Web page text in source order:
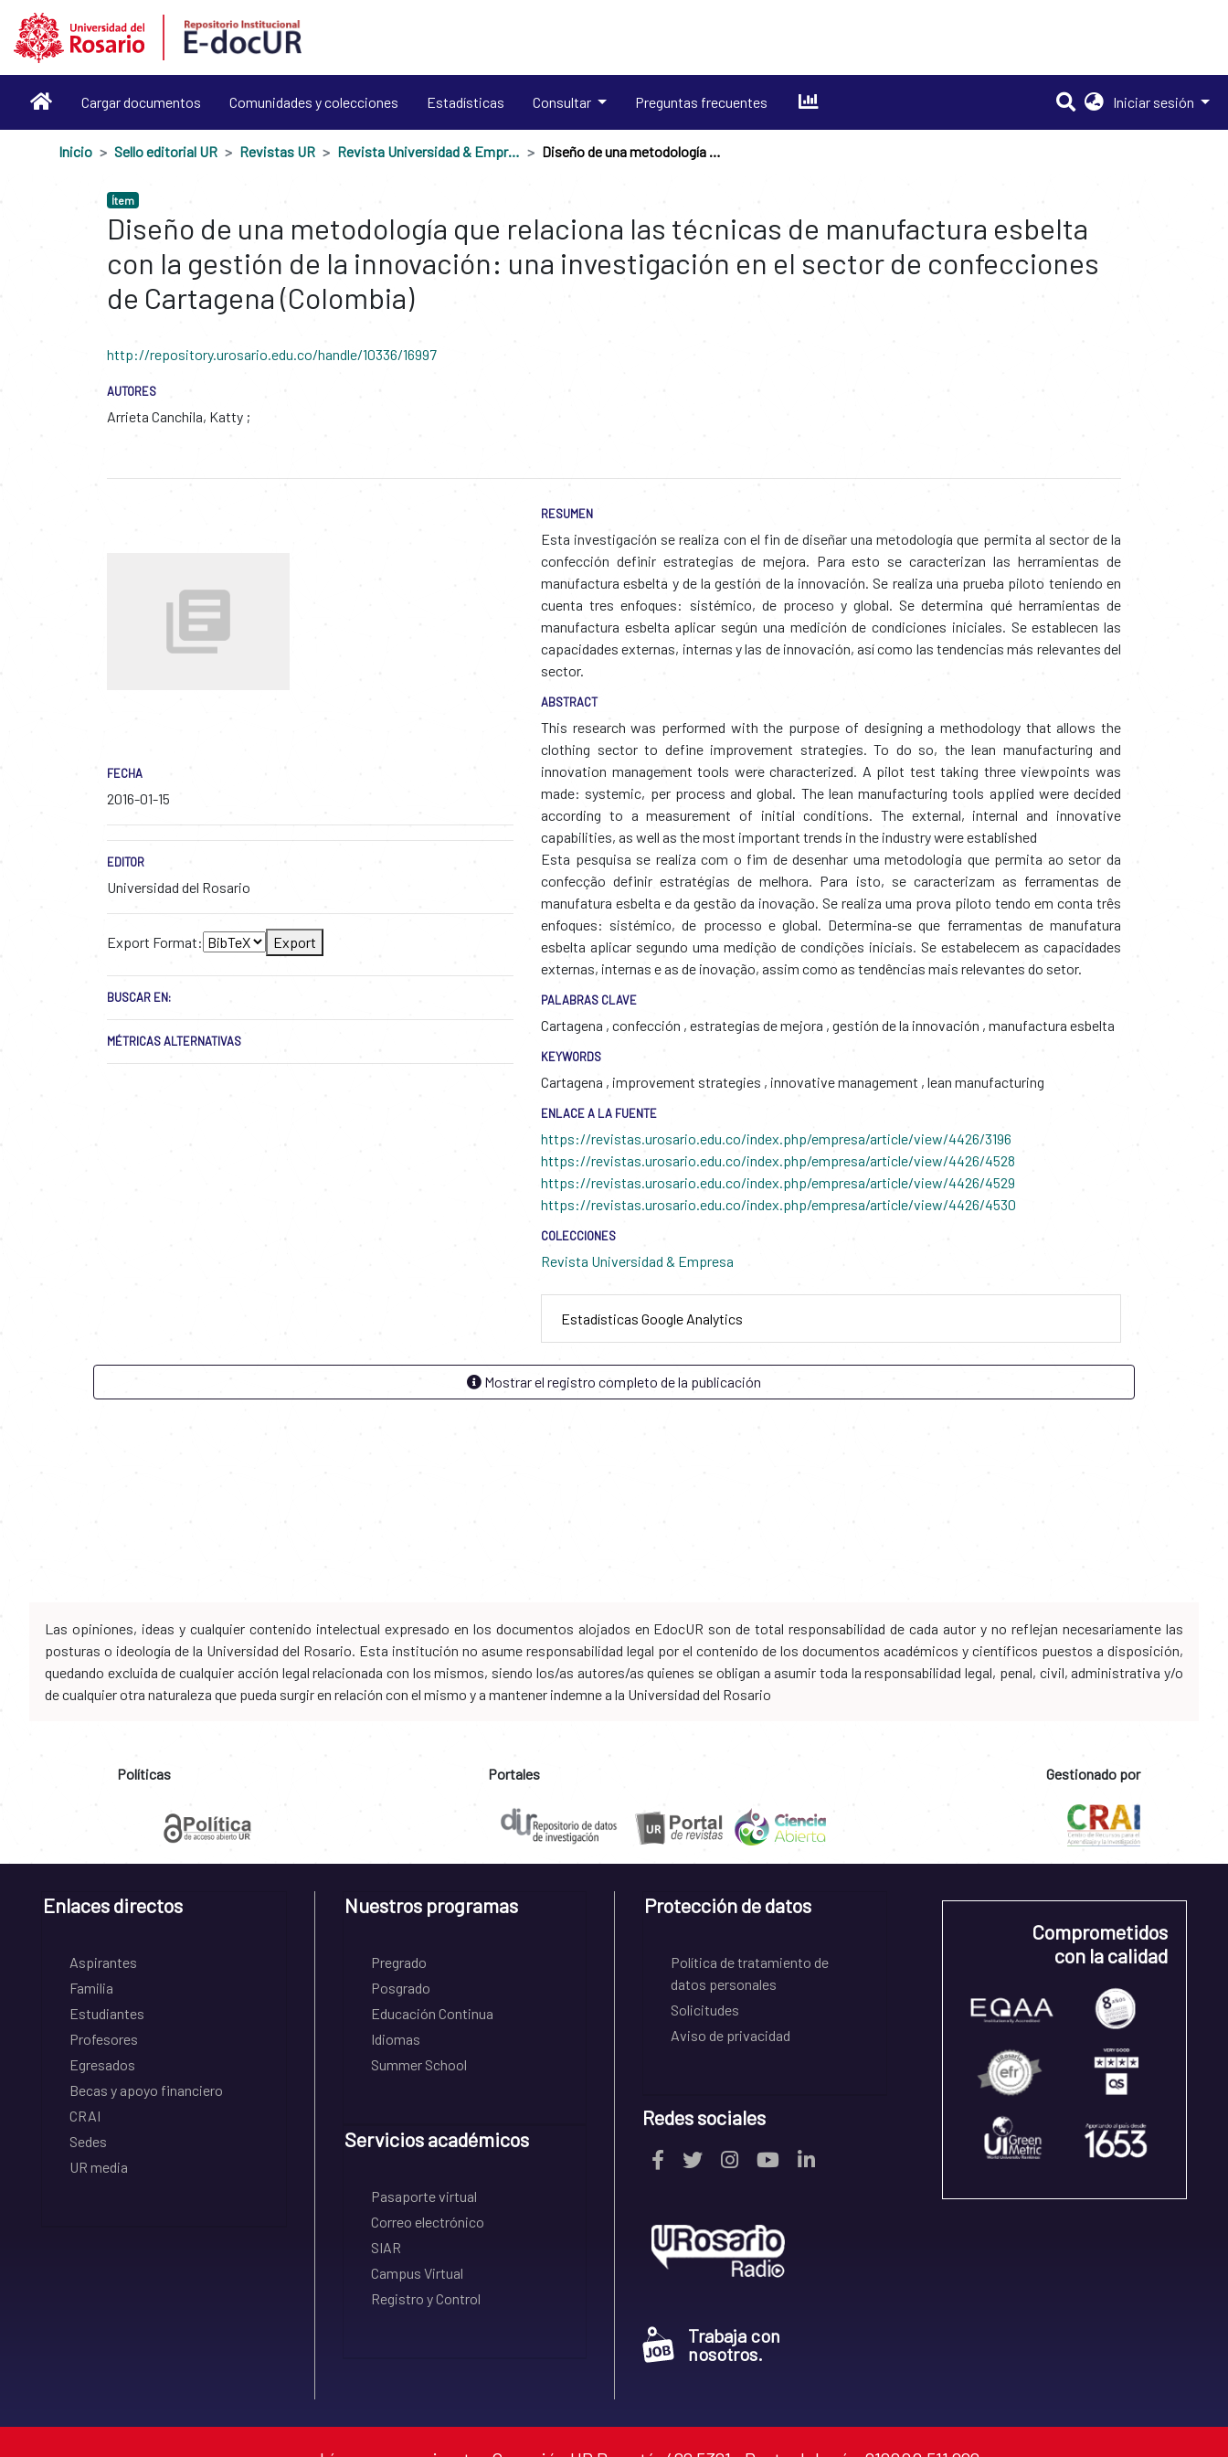
Cargar documentos Comunidades y colecciones Estadísticas Consultar Preguntas frecuentes Iniciar sesión
Inicio Sello editorial UR Revistas UR Revista Universidad & Empresa Diseño de una metodología que relaciona las técnicas de manufactura esbelta con la gestión de la innovación: una investigación en el sector de confecciones de Cartagena (Colombia)
Ítem
Diseño de una metodología que relaciona las técnicas de manufactura esbelta
con la gestión de la innovación: una investigación en el sector de confecciones
de Cartagena (Colombia)
http://repository.urosario.edu.co/handle/10336/16997
AUTORES
Arrieta Canchila, Katty
FECHA
2016-01-15
EDITOR
Universidad del Rosario
Export Format: Export
BUSCAR EN:
MÉTRICAS ALTERNATIVAS
RESUMEN
Esta investigación se realiza con el fin de diseñar una metodología que permita al sector de la
confección definir estrategias de mejora. Para esto se caracterizan las herramientas de
manufactura esbelta y de la gestión de la innovación. Se realiza una prueba piloto teniendo en
cuenta tres enfoques: sistémico, de proceso y global. Se determina qué herramientas de
manufactura esbelta aplicar según una medición de condiciones iniciales. Se establecen las
capacidades externas, internas y las de innovación, así como las tendencias más relevantes del
sector.
ABSTRACT
This research was performed with the purpose of designing a methodology that allows the
clothing sector to define improvement strategies. To do so, the lean manufacturing and
innovation management tools were characterized. A pilot test taking three viewpoints was
made: systemic, per process and global. The lean manufacturing tools applied were decided
according to a measurement of initial conditions. The external, internal and innovative
capabilities, as well as the most important trends in the industry were established
Esta pesquisa se realiza com o fim de desenhar uma metodologia que permita ao setor da
confecção definir estratégias de melhora. Para isto, se caracterizam as ferramentas de
manufatura esbelta e da gestão da inovação. Se realiza uma prova piloto tendo em conta três
enfoques: sistémico, de processo e global. Determina-se que ferramentas de manufatura
esbelta aplicar segundo uma medição de condições iniciais. Se estabelecem as capacidades
externas, internas e as de inovação, assim como as tendências mais relevantes do setor.
PALABRAS CLAVE
Cartagena , confección , estrategias de mejora , gestión de la innovación , manufactura esbelta
KEYWORDS
Cartagena , improvement strategies , innovative management , lean manufacturing
ENLACE A LA FUENTE
https://revistas.urosario.edu.co/index.php/empresa/article/view/4426/3196
https://revistas.urosario.edu.co/index.php/empresa/article/view/4426/4528
https://revistas.urosario.edu.co/index.php/empresa/article/view/4426/4529
https://revistas.urosario.edu.co/index.php/empresa/article/view/4426/4530
COLECCIONES
Revista Universidad & Empresa
Estadísticas Google Analytics
Mostrar el registro completo de la publicación
Las opiniones, ideas y cualquier contenido intelectual expresado en los documentos alojados en EdocUR son de total responsabilidad de cada autor y no reflejan necesariamente las
posturas o ideología de la Universidad del Rosario. Esta institución no asume responsabilidad legal por el contenido de los documentos académicos y científicos puestos a disposición,
quedando excluida de cualquier acción legal relacionada con los mismos, siendo los/as autores/as quienes se obligan a asumir toda la responsabilidad legal, penal, civil, administrativa y/o
de cualquier otra naturaleza que pueda surgir en relación con el mismo y a mantener indemne a la Universidad del Rosario
Políticas Portales Gestionado por
Enlaces directos
Aspirantes
Familia
Estudiantes
Profesores
Egresados
Becas y apoyo financiero
CRAI
Sedes
UR media
Nuestros programas
Pregrado
Posgrado
Educación Continua
Idiomas
Summer School
Servicios académicos
Pasaporte virtual
Correo electrónico
SIAR
Campus Virtual
Registro y Control
Protección de datos
Política de tratamiento de
datos personales
Solicitudes
Aviso de privacidad
Redes sociales
Trabaja con
nosotros.
Comprometidos
con la calidad